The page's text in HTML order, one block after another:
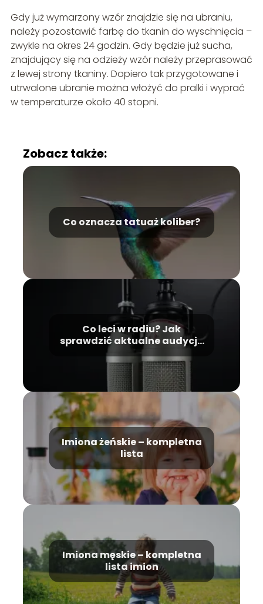
Gdy już wymarzony wzór znajdzie się na ubraniu,
należy pozostawić farbę do tkanin do wyschnięcia –
zwykle na okres 24 godzin. Gdy będzie już sucha,
znajdujący się na odzieży wzór należy przeprasować
z lewej strony tkaniny. Dopiero tak przygotowane i
utrwalone ubranie można włożyć do pralki i wyprać
w temperaturze około 40 stopni.
Zobacz także:
Co oznacza tatuaż koliber?
Co leci w radiu? Jak
sprawdzić aktualne audycje
i utwory?
Imiona żeńskie – kompletna
lista
Imiona męskie – kompletna
lista imion